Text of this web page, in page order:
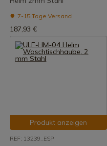
7-15 Tage Versand
187,93 €
Produkt anzeigen
REF: 13239_ESP